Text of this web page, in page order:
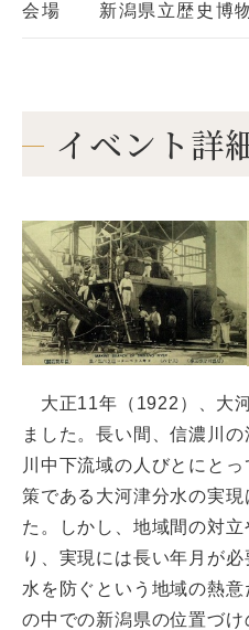
会場 新潟県立歴史博
イベント詳
大正11年（1922）、大
ました。長い間、信濃川
川中下流域の人びとにと
策である大河津分水の実
た。しかし、地域間の対
り、実現には長い年月が
水を防ぐという地域の熱
の中での新潟県の位置づ